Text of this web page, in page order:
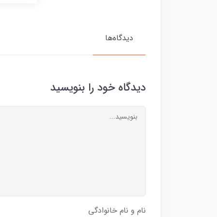
دیدگاه‌ها
دیدگاه خود را بنویسید
نام و نام خانوادگی